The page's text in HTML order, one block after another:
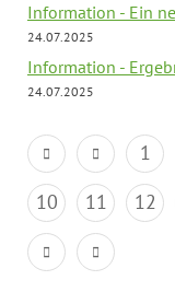
Information - Ein
24.07.2025
Information -
24.07.2025
1
10
11 12